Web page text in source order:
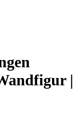
|